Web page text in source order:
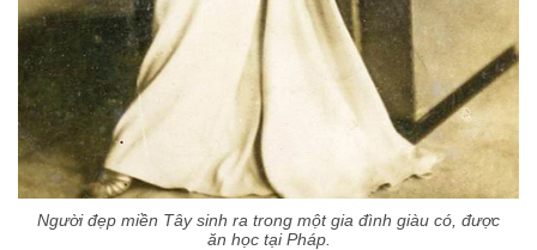
Người đẹp miền Tây sinh ra trong một gia đình giàu có, được
ăn học tại Pháp.